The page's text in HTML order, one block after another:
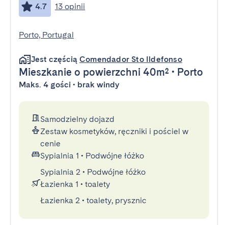
4.7 13 opinii
Porto, Portugal
Jest częścią Comendador Sto Ildefonso
Mieszkanie o powierzchni 40m² • Porto
Maks. 4 gości • brak windy
Samodzielny dojazd
Zestaw kosmetyków, ręczniki i pościel w
cenie
Sypialnia 1 • Podwójne łóżko
Sypialnia 2 • Podwójne łóżko
Łazienka 1 • toalety
Łazienka 2 • toalety, prysznic